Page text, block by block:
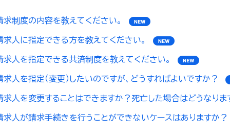
制度の内容を教えてください。
人に指定できる方を教えてください。
人を指定できる共済制度を教えてください。
人を指定（変更）したいのですが、どうすればよいですか？
求人を変更することはできますか？死亡した場合はどうなりま
求人が請求手続きを行うことができないケースはありますか？